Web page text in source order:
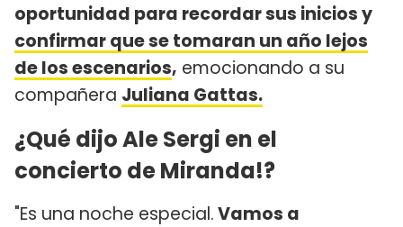
oportunidad para recordar sus inicios y
confirmar que se tomaran un año lejos
de los escenarios, emocionando a su
compañera Juliana Gattas.
¿Qué dijo Ale Sergi en el
concierto de Miranda!?
"Es una noche especial.Vamos a